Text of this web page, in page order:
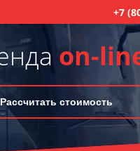
+7
on-
Рассчитать стоимость